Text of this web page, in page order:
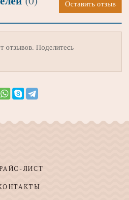
Оставить отзыв
отзывов. Поделитесь
ЛИСТ